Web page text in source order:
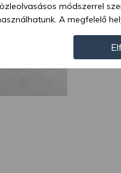
Szállítás:
Szállítási
Cikkszám:
módszerrel
A megfelelő
szerint adatkezelést
részletesebb
adatainak bizonyos
az ilyen jellegű